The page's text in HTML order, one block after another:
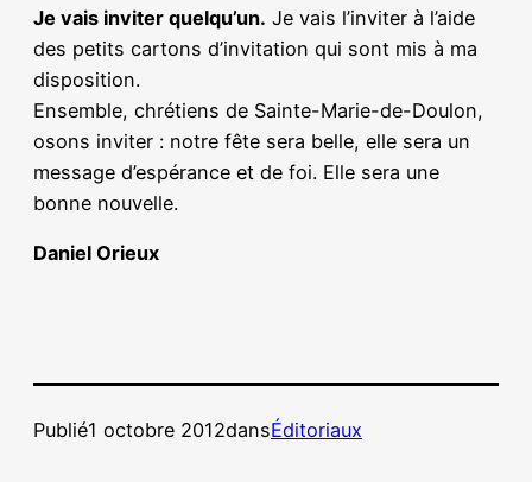
Je vais inviter quelqu’un. Je vais l’inviter à l’aide
des petits cartons d’invitation qui sont mis à ma
disposition.
Ensemble, chrétiens de Sainte-Marie-de-Doulon,
osons inviter : notre fête sera belle, elle sera un
message d’espérance et de foi. Elle sera une
bonne nouvelle.
Daniel Orieux
Publié1 octobre 2012dansÉditoriaux